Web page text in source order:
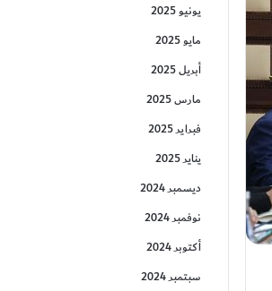
يونيو 2025
مايو 2025
أبريل 2025
مارس 2025
فبراير 2025
يناير 2025
ديسمبر 2024
نوفمبر 2024
أكتوبر 2024
سبتمبر 2024